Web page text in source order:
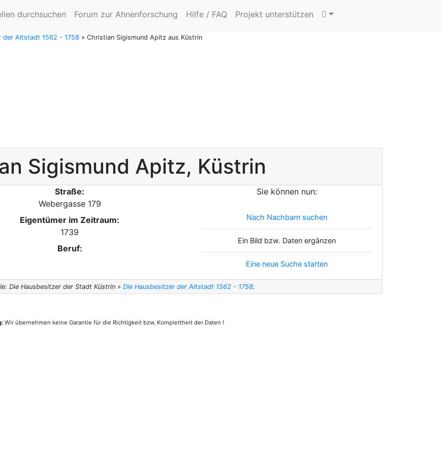
durchsuchen Forum zur Ahnenforschung Hilfe / FAQ Projekt unterstützen
der Altstadt 1562 - 1758 » Christian Sigismund Apitz aus Küstrin
Sigismund Apitz, Küstrin
Straße:
Webergasse 179
Eigentümer im Zeitraum:
1739
Beruf:
Sie können nun:
Nach Nachbarn suchen
Ein Bild bzw. Daten ergänzen
Eine neue Suche starten
Die Hausbesitzer der Stadt Küstrin » Die Hausbesitzer der Altstadt 1562 - 1758.
Wir übernehmen keine Garantie für die Richtigkeit bzw. Komplettheit der Daten !